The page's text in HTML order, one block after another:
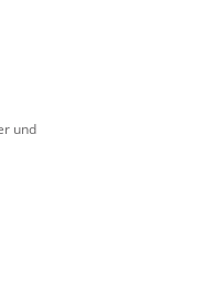
und